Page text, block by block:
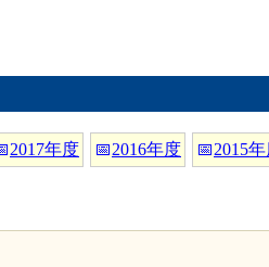
2017年度 📅2016年度 📅2015